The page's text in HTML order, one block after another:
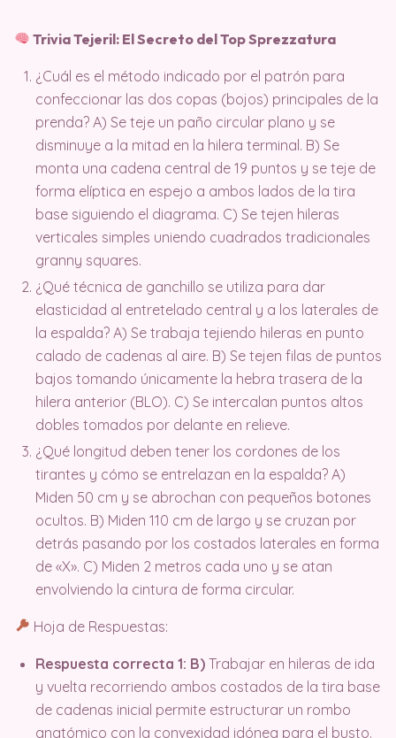
Trivia Tejeril: El Secreto del Top Sprezzatura
¿Cuál es el método indicado por el patrón para
confeccionar las dos copas (bojos) principales de la
prenda? A) Se teje un paño circular plano y se
disminuye a la mitad en la hilera terminal. B) Se
monta una cadena central de 19 puntos y se teje de
forma elíptica en espejo a ambos lados de la tira
base siguiendo el diagrama. C) Se tejen hileras
verticales simples uniendo cuadrados tradicionales
granny squares.
¿Qué técnica de ganchillo se utiliza para dar
elasticidad al entretelado central y a los laterales de
la espalda? A) Se trabaja tejiendo hileras en punto
calado de cadenas al aire. B) Se tejen filas de puntos
bajos tomando únicamente la hebra trasera de la
hilera anterior (BLO). C) Se intercalan puntos altos
dobles tomados por delante en relieve.
¿Qué longitud deben tener los cordones de los
tirantes y cómo se entrelazan en la espalda? A)
Miden 50 cm y se abrochan con pequeños botones
ocultos. B) Miden 110 cm de largo y se cruzan por
detrás pasando por los costados laterales en forma
de «X». C) Miden 2 metros cada uno y se atan
envolviendo la cintura de forma circular.
Hoja de Respuestas:
Respuesta correcta 1: B) Trabajar en hileras de ida
y vuelta recorriendo ambos costados de la tira base
de cadenas inicial permite estructurar un rombo
anatómico con la convexidad idónea para el busto.